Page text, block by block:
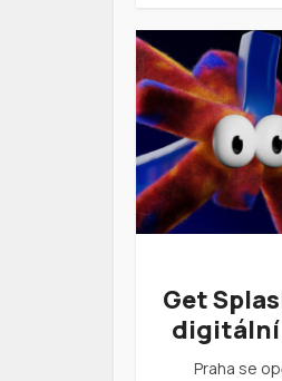
Get
digitální
Praha se